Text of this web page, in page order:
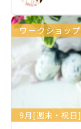
ワークショップ
9月[週末・祝日]